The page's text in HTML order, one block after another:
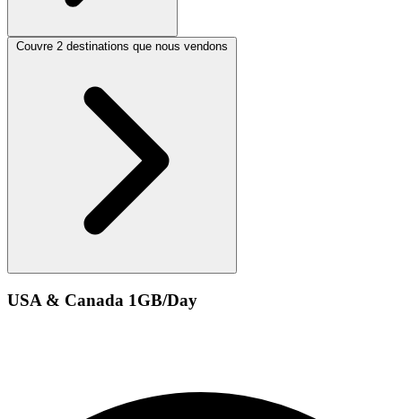
Couvre 2 destinations que nous vendons
USA & Canada 1GB/Day